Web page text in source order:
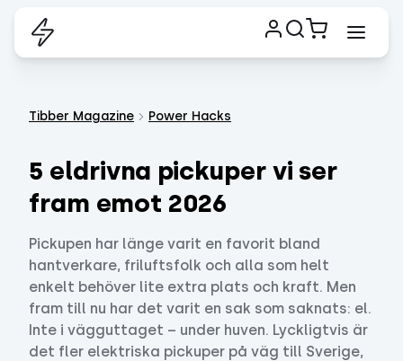
Tibber Magazine Power Hacks
5 eldrivna pickuper vi ser
fram emot 2026
Pickupen har länge varit en favorit bland
hantverkare, friluftsfolk och alla som helt
enkelt behöver lite extra plats och kraft. Men
fram till nu har det varit en sak som saknats: el.
Inte i vägguttaget – under huven. Lyckligtvis är
det fler elektriska pickuper på väg till Sverige,